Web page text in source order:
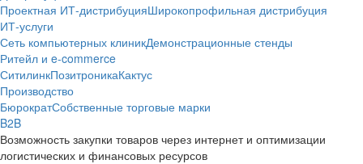
Проектная ИТ-дистрибуцияШирокопрофильная дистрибуция
ИТ-услуги
Сеть компьютерных клиникДемонстрационные стенды
Ритейл и e-commerce
СитилинкПозитроникаКактус
Производство
БюрократСобственные торговые марки
B2B
Возможность закупки товаров через интернет и оптимизации
логистических и финансовых ресурсов